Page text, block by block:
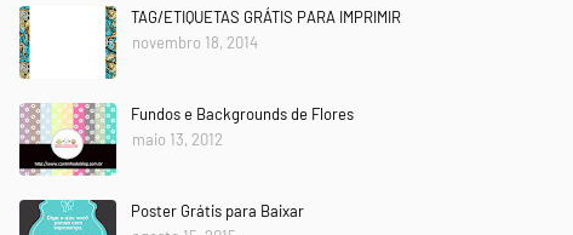
TAG/ETIQUETAS GRÁTIS PARA IMPRIMIR
novembro 18, 2014
Fundos e Backgrounds de Flores
maio 13, 2012
Poster Grátis para Baixar